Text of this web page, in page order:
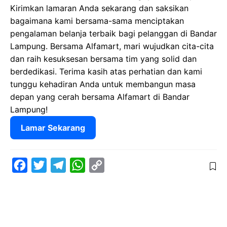
Kirimkan lamaran Anda sekarang dan saksikan
bagaimana kami bersama-sama menciptakan
pengalaman belanja terbaik bagi pelanggan di Bandar
Lampung. Bersama Alfamart, mari wujudkan cita-cita
dan raih kesuksesan bersama tim yang solid dan
berdedikasi. Terima kasih atas perhatian dan kami
tunggu kehadiran Anda untuk membangun masa
depan yang cerah bersama Alfamart di Bandar
Lampung!
Lamar Sekarang
W